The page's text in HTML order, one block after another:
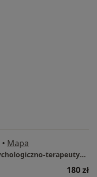
• Mapa
Bezpieczny Dialog - gabinet psychologiczno-terapeutyczny Anna Hajduk
180 zł